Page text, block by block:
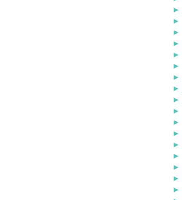
►
►
►
►
►
►
►
►
►
►
►
►
►
►
►
►
►